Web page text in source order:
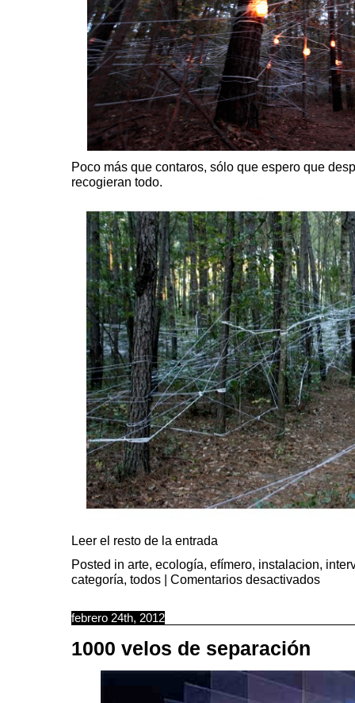
Poco más que contaros, sólo que espero que
recogieran todo.
Leer el resto de la entrada
Posted in arte, ecología, efímero, instalacion,
categoría, todos | Comentarios desactivadosNiebla
febrero 24th, 2012
1000 velos de separación